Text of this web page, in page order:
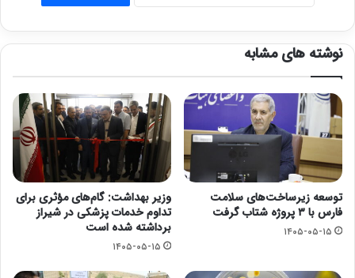
نوشته های مشابه
توسعه زیرساخت‌های سلامت
فارس با ۳ پروژه شتاب گرفت
۱۴۰۵-۰۵-۱۵
وزیر بهداشت: گام‌های مؤثری برای
تداوم خدمات پزشکی در شیراز
برداشته شده است
۱۴۰۵-۰۵-۱۵